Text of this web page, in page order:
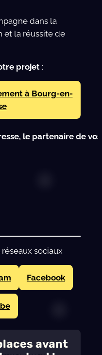
dans la
et la réussite de
projet:
à Bourg-en-
le partenaire de
sociaux
Facebook
avant